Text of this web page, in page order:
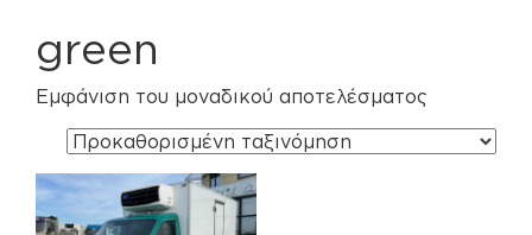
green
Εμφάνιση του μοναδικού αποτελέσματος